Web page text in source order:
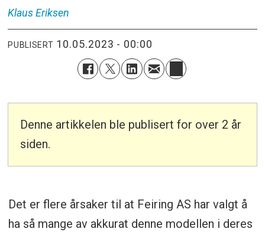
Klaus Eriksen
PUBLISERT 10.05.2023 - 00:00
Denne artikkelen ble publisert for over 2 år
siden.
Det er flere årsaker til at Feiring AS har valgt å
ha så mange av akkurat denne modellen i deres